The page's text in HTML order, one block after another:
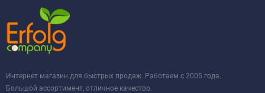
Интернет магазин для быстрых продаж. Работаем с 2005 года.
Большой ассортимент, отличное качество.